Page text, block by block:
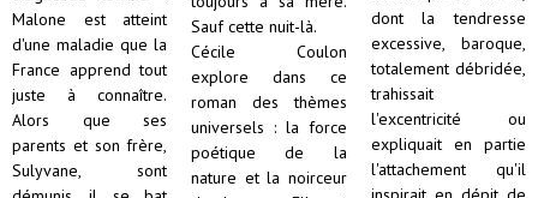
Malone est atteint
d'une maladie que la
France apprend tout
juste à connaître.
Alors que ses
parents et son frère,
Sulyvane, sont
Sauf cette nuit-là.
Cécile Coulon
explore dans ce
roman des thèmes
universels : la force
poétique de la
nature et la noirceur
dont la tendresse
excessive, baroque,
totalement débridée,
trahissait
l'excentricité ou
expliquait en partie
l'attachement qu'il